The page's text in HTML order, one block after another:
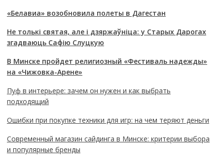
«Белавиа» возобновила полеты в Дагестан
Не толькі святая, але і дзяржаўніца: у Старых Дарогах
згадваюць Сафію Слуцкую
В Минске пройдет религиозный «Фестиваль надежды»
на «Чижовка-Арене»
Пуф в интерьере: зачем он нужен и как выбрать
подходящий
Ошибки при покупке техники для игр: на чем теряют деньги
Современный магазин сайдинга в Минске: критерии выбора
и популярные бренды